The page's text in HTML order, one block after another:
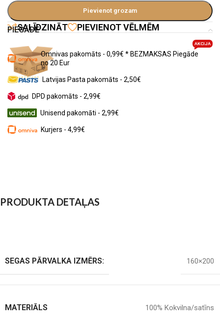
Pievienot grozam
SALĪDZINĀT PIEVIENOT VĒLMĒM
PIEGĀDE
Omnivas pakomāts - 0,99€ * BEZMAKSAS Piegāde
no 20 Eur
AKCIJA
Latvijas Pasta pakomāts - 2,50€
DPD pakomāts - 2,99€
Unisend pakomāti - 2,99€
Kurjers - 4,99€
PRODUKTA DETAĻAS
SEGAS PĀRVALKA IZMĒRS: 160×200
MATERIĀLS 100% Kokvilna/satīns